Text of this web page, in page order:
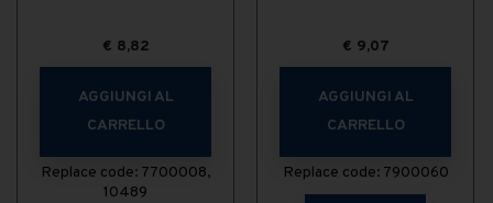
€ 8,82
AGGIUNGI AL
CARRELLO
Replace code: 7700008,
10489
€ 9,07
AGGIUNGI AL
CARRELLO
Replace code: 7900060